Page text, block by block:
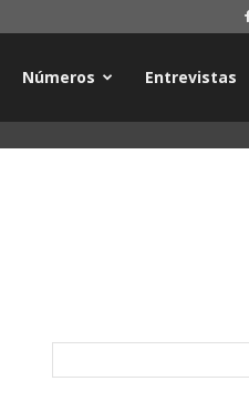
Números Entrevistas